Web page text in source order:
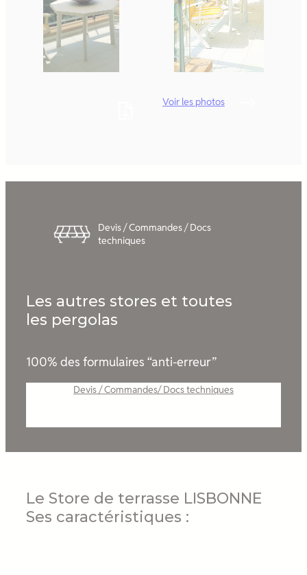
Voir les photos
Devis / Commandes / Docs
techniques
Les autres stores et toutes
les pergolas
100% des formulaires “anti-erreur”
Devis / Commandes/ Docs techniques
Le Store de terrasse LISBONNE
Ses caractéristiques :